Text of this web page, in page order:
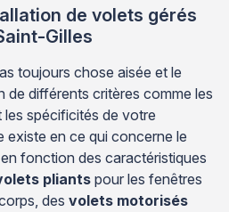
de volets gérés
Gilles
toujours chose aisée et le
différents critères comme les
spécificités de votre
existe en ce qui concerne le
fonction des caractéristiques
pliants pour les fenêtres
des volets motorisés